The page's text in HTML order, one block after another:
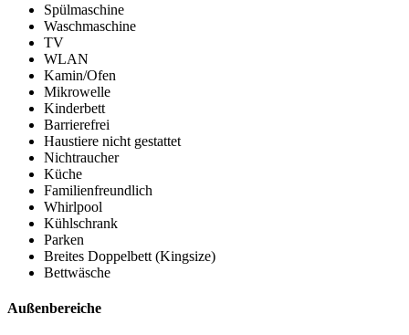
Spülmaschine
Waschmaschine
TV
WLAN
Kamin/Ofen
Mikrowelle
Kinderbett
Barrierefrei
Haustiere nicht gestattet
Nichtraucher
Küche
Familienfreundlich
Whirlpool
Kühlschrank
Parken
Breites Doppelbett (Kingsize)
Bettwäsche
Außenbereiche